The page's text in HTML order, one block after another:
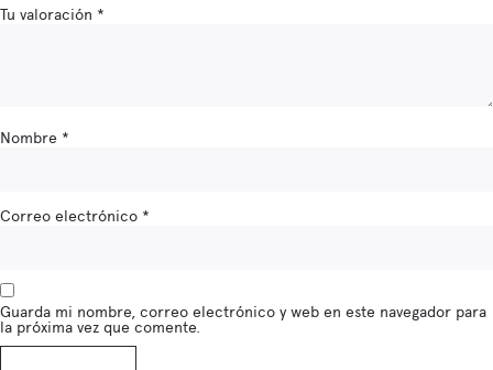
Tu valoración *
Nombre *
Correo electrónico *
Guarda mi nombre, correo electrónico y web en este navegador para
la próxima vez que comente.